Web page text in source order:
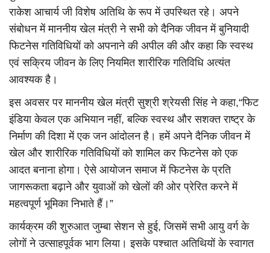
राकेश आचार्य जी विशेष अतिथि के रूप में उपस्थित रहे। अपने
संबोधन में माननीय खेल मंत्री ने सभी को दैनिक जीवन में बुनियादी
फिटनेस गतिविधियों को अपनाने की अपील की और कहा कि स्वस्थ
एवं सक्रिय जीवन के लिए नियमित शारीरिक गतिविधि अत्यंत
आवश्यक है।
इस अवसर पर माननीय खेल मंत्री सुश्री श्रेयसी सिंह ने कहा,“फिट
इंडिया केवल एक अभियान नहीं, बल्कि स्वस्थ और सशक्त राष्ट्र के
निर्माण की दिशा में एक जन आंदोलन है। हमें अपने दैनिक जीवन में
खेल और शारीरिक गतिविधियों को शामिल कर फिटनेस को एक
आदत बनाना होगा। ऐसे आयोजन समाज में फिटनेस के प्रति
जागरूकता बढ़ाने और युवाओं को खेलों की ओर प्रेरित करने में
महत्वपूर्ण भूमिका निभाते हैं।”
कार्यक्रम की शुरुआत जुम्बा सेशन से हुई, जिसमें सभी आयु वर्ग के
लोगों ने उत्साहपूर्वक भाग लिया। इसके पश्चात अतिथियों के स्वागत